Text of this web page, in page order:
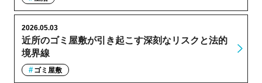
近所のゴミ屋敷が引き起こす深刻なリスクと法的
境界線
2026.05.03
ゴミ屋敷